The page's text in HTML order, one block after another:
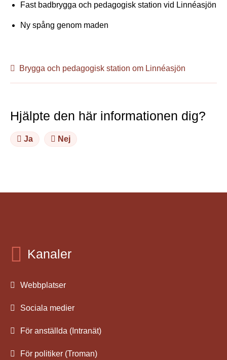
Fast badbrygga och pedagogisk station vid Linnéasjön
Ny spång genom maden
Brygga och pedagogisk station om Linnéasjön
Hjälpte den här informationen dig?
Ja Nej
Kanaler
Webbplatser
Sociala medier
För anställda (Intranät)
För politiker (Troman)